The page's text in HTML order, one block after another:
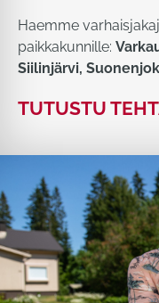
Haemme
paikkakunnille:
Siilinjärvi,
TUTUSTU